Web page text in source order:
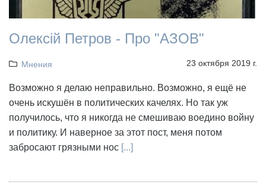
Олексій Петров - Про "АЗОВ"
Мнения 23 октября 2019 г.
Возможно я делаю неправильно. Возможно, я ещё не
очень искушён в политических качелях. Но так уж
получилось, что я никогда не смешиваю воедино войну
и политику. И наверное за этот пост, меня потом
забросают грязными нос [...]